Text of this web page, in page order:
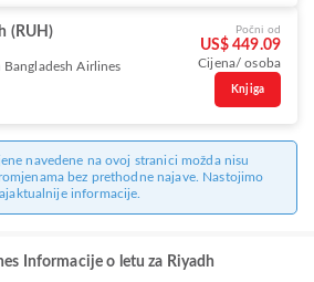
(RUH)
Bangladesh Airlines
Počni od
US$ 449.09
Cijena/ osoba
Knjiga
navedene na ovoj stranici možda nisu
bez prethodne najave. Nastojimo
informacije.
Informacije o letu za Riyadh